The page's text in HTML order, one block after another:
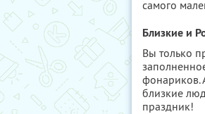
самого
Близкие и
Вы только
фонариков.
близкие
праздник!